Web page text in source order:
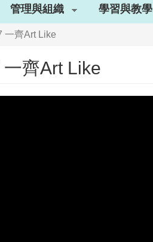
管理與組織 學習與教學
一齊Art Like
齊Art Like